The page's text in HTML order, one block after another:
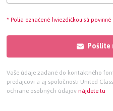
* Polia označené hviezdičkou sú povinné
Pošlite
Vaše údaje zadané do kontaktného
predajcovi a aj spoločnosti United
ochrane osobných údajov nájdete tu